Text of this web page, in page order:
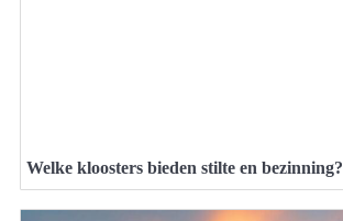
Welke kloosters bieden stilte en bezinning?